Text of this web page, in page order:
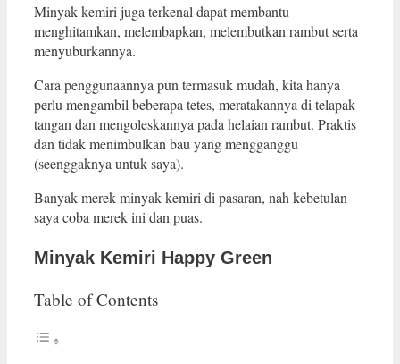
Minyak kemiri juga terkenal dapat membantu
menghitamkan, melembapkan, melembutkan rambut serta
menyuburkannya.
Cara penggunaannya pun termasuk mudah, kita hanya
perlu mengambil beberapa tetes, meratakannya di telapak
tangan dan mengoleskannya pada helaian rambut. Praktis
dan tidak menimbulkan bau yang mengganggu
(seenggaknya untuk saya).
Banyak merek minyak kemiri di pasaran, nah kebetulan
saya coba merek ini dan puas.
Minyak Kemiri Happy Green
Table of Contents